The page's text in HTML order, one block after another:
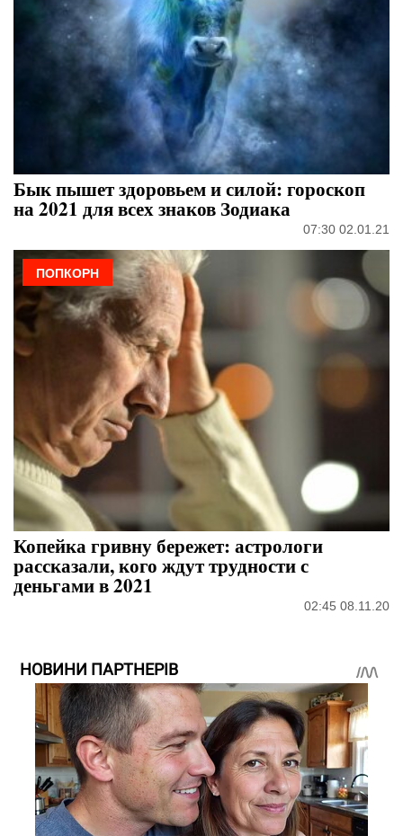
Бык пышет здоровьем и силой: гороскоп
на 2021 для всех знаков Зодиака
07:30 02.01.21
ПОПКОРН
Копейка гривну бережет: астрологи
рассказали, кого ждут трудности с
деньгами в 2021
02:45 08.11.20
НОВИНИ ПАРТНЕРІВ